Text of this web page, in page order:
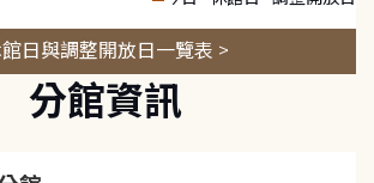
日與調整開放日一覽表 >
分館資訊